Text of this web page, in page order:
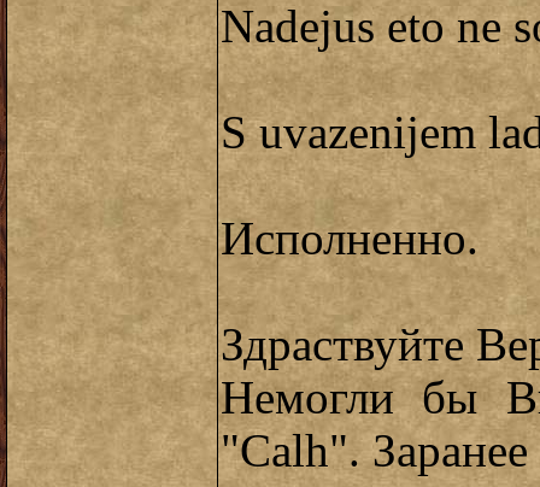
Nadejus eto ne
S uvazenijem
Исполненно.
Здраствуйте
Немогли бы
"Сalh". Заранее